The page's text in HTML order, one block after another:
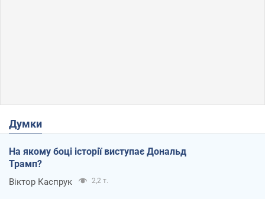
Думки
На якому боці історії виступає Дональд
Трамп?
Віктор Каспрук 2,2 т.